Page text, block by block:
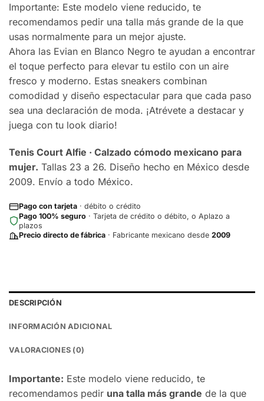
Importante: Este modelo viene reducido, te
recomendamos pedir una talla más grande de la que
usas normalmente para un mejor ajuste.
Ahora las Evian en Blanco Negro te ayudan a encontrar
el toque perfecto para elevar tu estilo con un aire
fresco y moderno. Estas sneakers combinan
comodidad y diseño espectacular para que cada paso
sea una declaración de moda. ¡Atrévete a destacar y
juega con tu look diario!
Tenis Court Alfie · Calzado cómodo mexicano para
mujer. Tallas 23 a 26. Diseño hecho en México desde
2009. Envío a todo México.
Pago con tarjeta · débito o crédito
Pago 100% seguro · Tarjeta de crédito o débito, o Aplazo a
plazos
Precio directo de fábrica · Fabricante mexicano desde 2009
DESCRIPCIÓN
INFORMACIÓN ADICIONAL
VALORACIONES (0)
Importante: Este modelo viene reducido, te
recomendamos pedir una talla más grande de la que